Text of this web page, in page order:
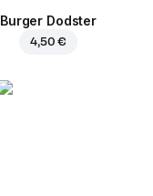
Burger Dodster
4,50 €